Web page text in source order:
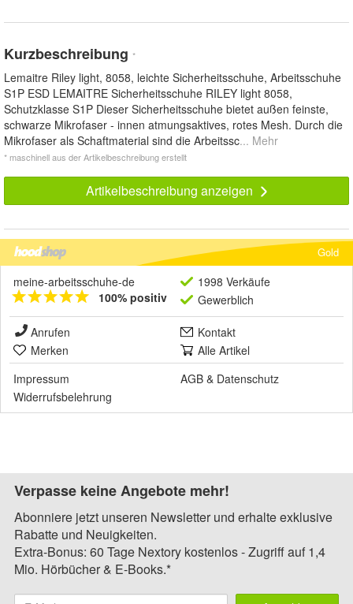
Kurzbeschreibung *
Lemaitre Riley light, 8058, leichte Sicherheitsschuhe, Arbeitsschuhe
S1P ESD LEMAITRE Sicherheitsschuhe RILEY light 8058,
Schutzklasse S1P Dieser Sicherheitsschuhe bietet außen feinste,
schwarze Mikrofaser - innen atmungsaktives, rotes Mesh. Durch die
Mikrofaser als Schaftmaterial sind die Arbeitssc... Mehr
* maschinell aus der Artikelbeschreibung erstellt
Artikelbeschreibung anzeigen
Gold
meine-arbeitsschuhe-de
100% positiv
1998 Verkäufe
Gewerblich
Anrufen
Kontakt
Merken
Alle Artikel
Impressum
AGB & Datenschutz
Widerrufsbelehrung
Verpasse keine Angebote mehr!
Abonniere jetzt unseren Newsletter und erhalte exklusive
Rabatte und Neuigkeiten.
Extra-Bonus: 60 Tage Nextory kostenlos - Zugriff auf 1,4
Mio. Hörbücher & E-Books.*